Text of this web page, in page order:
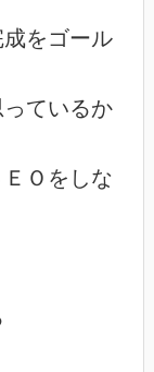
をゴール
ているか
Ｏをしな